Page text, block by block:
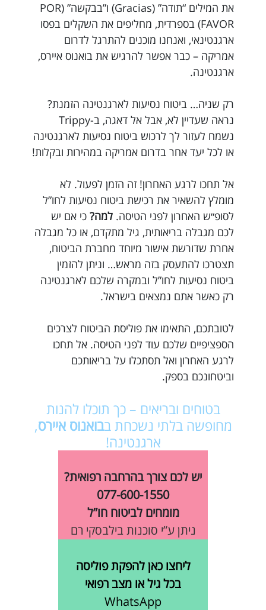
את המילים “תודה” (Gracias) ו”בבקשה” (POR
FAVOR) בספרדית, מחליפים את השקלים בפסו
ארגנטינאי, ואנחנו מוכנים להתרגל לדרום
אמריקה – כבר אפשר להרגיש את בואנוס איירס,
ארגנטינה.
רק שניה… ביטוח נסיעות לארגנטינה הזמנת?
נראה שעדיין לא, אבל אל דאגה, ב-Trippy
נשמח לעזור לך לרכוש ביטוח נסיעות לארגנטינה
או לכל יעד אחר בדרום אמריקה במהירות ובקלות!
אל תחכו לרגע האחרון! זה הזמן לפעול. לא
מומלץ להשאיר את רכישת ביטוח נסיעות לחו”ל
לסופ״ש האחרון לפני הטיסה. למה? כי אם יש
לכם מגבלה בריאותית, גיל מתקדם, או כל מגבלה
אחרת שדורשת אישור מיוחד מחברת הביטוח,
תצטרכו להתעסק בזה מראש… וניתן להזמין
ביטוח נסיעות לחו”ל ובמקרה שלכם לארגנטינה
רק כאשר אתם נמצאים בישראל.
לטובתכם, התאימו את פוליסת הביטוח לצרכים
הספציפיים שלכם עוד לפני הטיסה. אל תחכו
לרגע האחרון ואל תסתכלו על בריאותכם
וביטחונכם בספק.
בטוחים ובריאים – כך תוכלו להנות
מחופשה בלתי נשכחת בבואנוס איירס,
ארגנטינה!
יש לכם צורך בהרחבה רפואית?
077-600-1550
מומחים לביטוח חו”ל
ניתן ע”י סוכנות בילבסקי רם
ליחצו כאן להפקת פוליסה
בכל גיל או מצב רפואי
WhatsApp